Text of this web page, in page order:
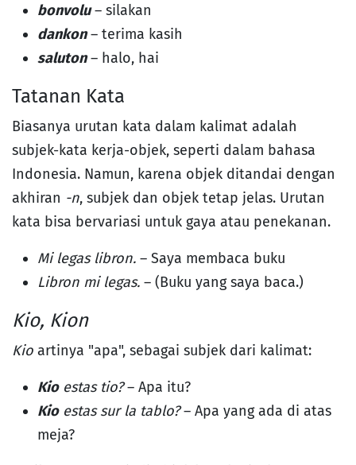
bonvolu– silakan
dankon– terima kasih
saluton– halo, hai
Tatanan Kata
Biasanya urutan kata dalam kalimat adalah
subjek-kata kerja-objek, seperti dalam bahasa
Indonesia. Namun, karena objek ditandai dengan
akhiran -n, subjek dan objek tetap jelas. Urutan
kata bisa bervariasi untuk gaya atau penekanan.
Mi legas libron. – Saya membaca buku
Libron mi legas. – (Buku yang saya baca.)
Kio, Kion
Kio artinya "apa", sebagai subjek dari kalimat:
Kioestas tio?– Apa itu?
Kioestas sur la tablo?– Apa yang ada di atas
meja?